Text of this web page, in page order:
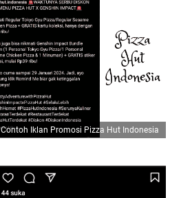
Contoh Iklan Promosi Pizza Hut Indonesia